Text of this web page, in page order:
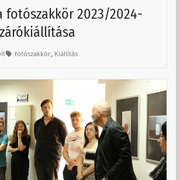
fotószakkör 2023/2024-
fotószakkör, Kiállítás